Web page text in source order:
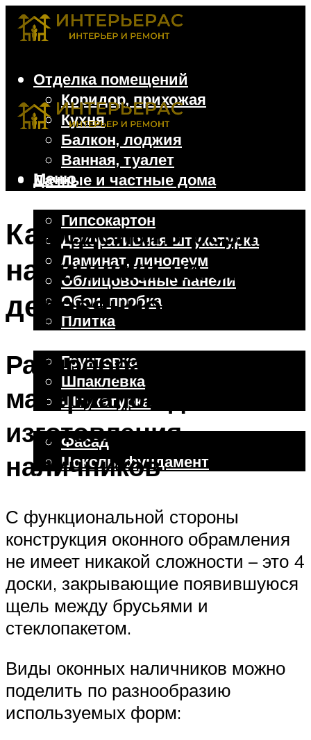
Отделка помещений
Коридор, прихожая
Кухня
Балкон, лоджия
Ванная, туалет
Дачные и частные дома
Гипсокартон
Декоративная штукатурка
Ламинат, линолеум
Облицовочные панели
Обои, пробка
Плитка
Грунтовка
Шпаклевка
Штукатурка
Фасад
Цоколь, фундамент
Меню
Как сделать резные
наличники на окна в
деревянном доме
Разнообразие
материалов для
изготовления
наличников
С функциональной стороны
конструкция оконного обрамления
не имеет никакой сложности – это 4
доски, закрывающие появившуюся
щель между брусьями и
стеклопакетом.
Виды оконных наличников можно
поделить по разнообразию
используемых форм: